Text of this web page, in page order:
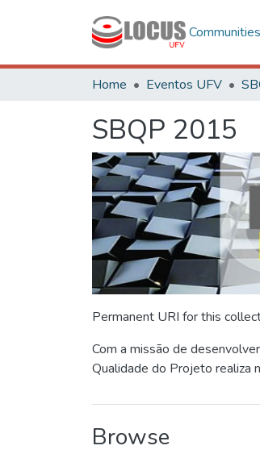
Home Eventos UFV
SBQP 2015
Permanent URI for this
Com a missão de
Qualidade do Projeto realiza
Browse